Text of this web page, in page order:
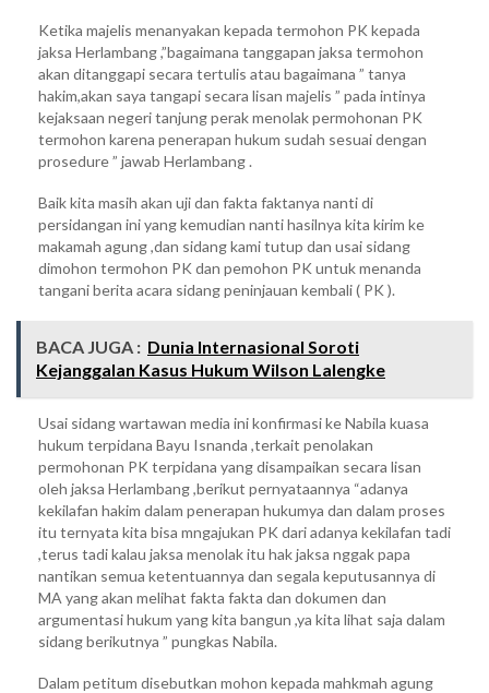
Ketika majelis menanyakan kepada termohon PK kepada
jaksa Herlambang ,”bagaimana tanggapan jaksa termohon
akan ditanggapi secara tertulis atau bagaimana ” tanya
hakim,akan saya tangapi secara lisan majelis ” pada intinya
kejaksaan negeri tanjung perak menolak permohonan PK
termohon karena penerapan hukum sudah sesuai dengan
prosedure ” jawab Herlambang .
Baik kita masih akan uji dan fakta faktanya nanti di
persidangan ini yang kemudian nanti hasilnya kita kirim ke
makamah agung ,dan sidang kami tutup dan usai sidang
dimohon termohon PK dan pemohon PK untuk menanda
tangani berita acara sidang peninjauan kembali ( PK ).
BACA JUGA : Dunia Internasional Soroti
Kejanggalan Kasus Hukum Wilson Lalengke
Usai sidang wartawan media ini konfirmasi ke Nabila kuasa
hukum terpidana Bayu Isnanda ,terkait penolakan
permohonan PK terpidana yang disampaikan secara lisan
oleh jaksa Herlambang ,berikut pernyataannya “adanya
kekilafan hakim dalam penerapan hukumya dan dalam proses
itu ternyata kita bisa mngajukan PK dari adanya kekilafan tadi
,terus tadi kalau jaksa menolak itu hak jaksa nggak papa
nantikan semua ketentuannya dan segala keputusannya di
MA yang akan melihat fakta fakta dan dokumen dan
argumentasi hukum yang kita bangun ,ya kita lihat saja dalam
sidang berikutnya ” pungkas Nabila.
Dalam petitum disebutkan mohon kepada mahkmah agung